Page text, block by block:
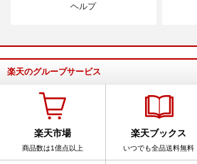
ヘルプ
楽天のグループサービス
楽天市場
商品数は1億点以上
楽天ブックス
いつでも全品送料無料